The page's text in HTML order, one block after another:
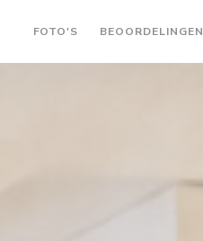
FOTO'S BEOORDELINGEN